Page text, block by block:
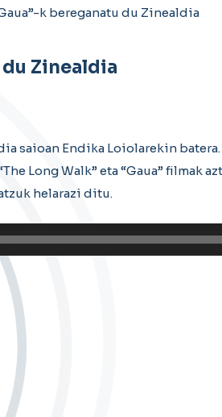
k bereganatu du Zinealdia
Zinealdia
saioan Endika Loiolarekin
Long Walk” eta “Gaua” filmak
helarazi ditu.